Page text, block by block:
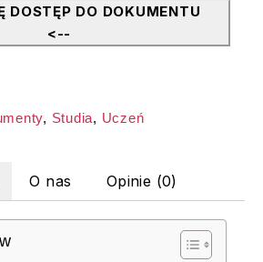
DOSTĘP DO DOKUMENTU
<--
, Studia, Uczeń
O nas Opinie (0)